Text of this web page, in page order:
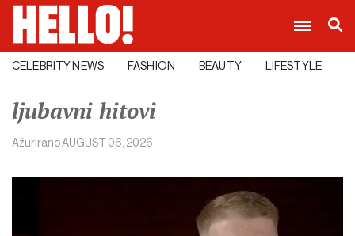
CELEBRITY NEWS FASHION BEAUTY LIFESTYLE
ljubavni hitovi
AžuriranoAUGUST 06, 2026